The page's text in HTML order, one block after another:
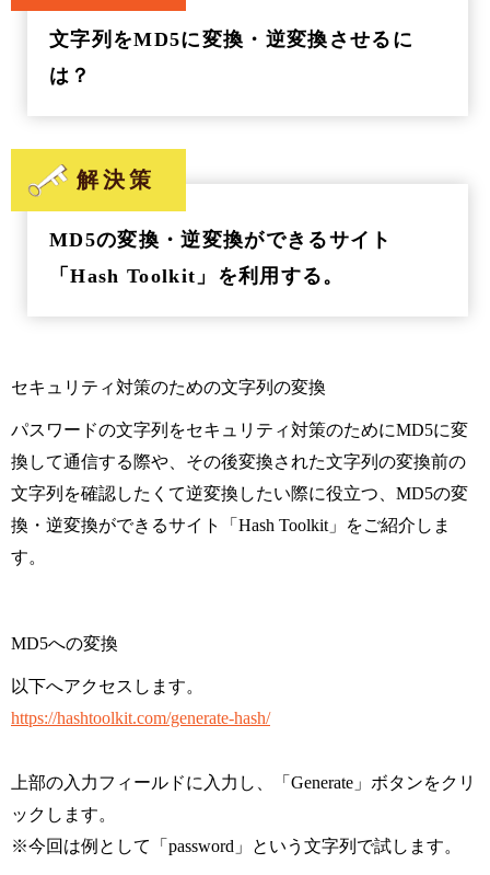
文字列をMD5に変換・逆変換させるに
は？
解決策
MD5の変換・逆変換ができるサイト
「Hash Toolkit」を利用する。
セキュリティ対策のための文字列の変換
パスワードの文字列をセキュリティ対策のためにMD5に変
換して通信する際や、その後変換された文字列の変換前の
文字列を確認したくて逆変換したい際に役立つ、MD5の変
換・逆変換ができるサイト「Hash Toolkit」をご紹介しま
す。
MD5への変換
以下へアクセスします。
https://hashtoolkit.com/generate-hash/
上部の入力フィールドに入力し、「Generate」ボタンをクリ
ックします。
※今回は例として「password」という文字列で試します。